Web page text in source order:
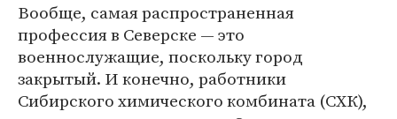
Вообще, самая распространенная
профессия в Северске — это
военнослужащие, поскольку город
закрытый. И конечно, работники
Сибирского химического комбината (СХК),